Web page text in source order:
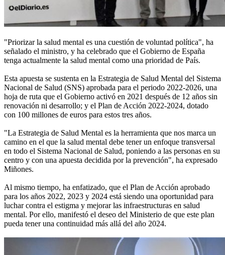
"Priorizar la salud mental es una cuestión de voluntad política", ha
señalado el ministro, y ha celebrado que el Gobierno de España
tenga actualmente la salud mental como una prioridad de País.
Esta apuesta se sustenta en la Estrategia de Salud Mental del Sistema
Nacional de Salud (SNS) aprobada para el periodo 2022-2026, una
hoja de ruta que el Gobierno activó en 2021 después de 12 años sin
renovación ni desarrollo; y el Plan de Acción 2022-2024, dotado
con 100 millones de euros para estos tres años.
"La Estrategia de Salud Mental es la herramienta que nos marca un
camino en el que la salud mental debe tener un enfoque transversal
en todo el Sistema Nacional de Salud, poniendo a las personas en su
centro y con una apuesta decidida por la prevención", ha expresado
Miñones.
Al mismo tiempo, ha enfatizado, que el Plan de Acción aprobado
para los años 2022, 2023 y 2024 está siendo una oportunidad para
luchar contra el estigma y mejorar las infraestructuras en salud
mental. Por ello, manifestó el deseo del Ministerio de que este plan
pueda tener una continuidad más allá del año 2024.